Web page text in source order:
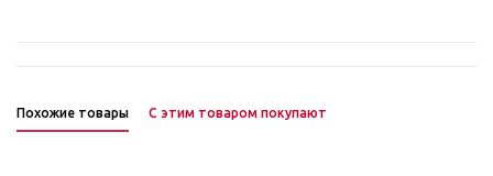
Похожие товары С этим товаром покупают